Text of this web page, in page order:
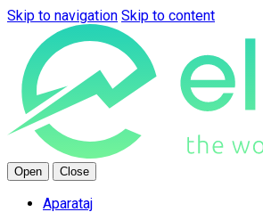
Skip to navigation Skip to content
Open Close
Aparataj